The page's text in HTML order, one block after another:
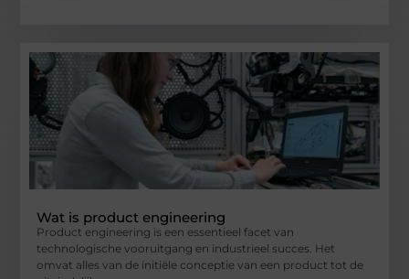
Wat is product engineering
Product engineering is een essentieel facet van
technologische vooruitgang en industrieel succes. Het
omvat alles van de initiële conceptie van een product tot de